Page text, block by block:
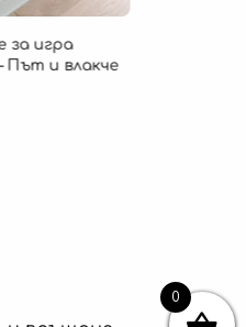
за игра
Път и влакче
0